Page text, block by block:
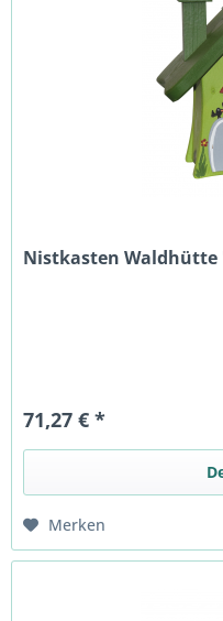
Nistkasten Waldhütte
71,27 € *
Merken